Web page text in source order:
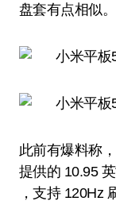
盘套有点相似。
此前有爆料称
提供的 10.95
，支持 120Hz